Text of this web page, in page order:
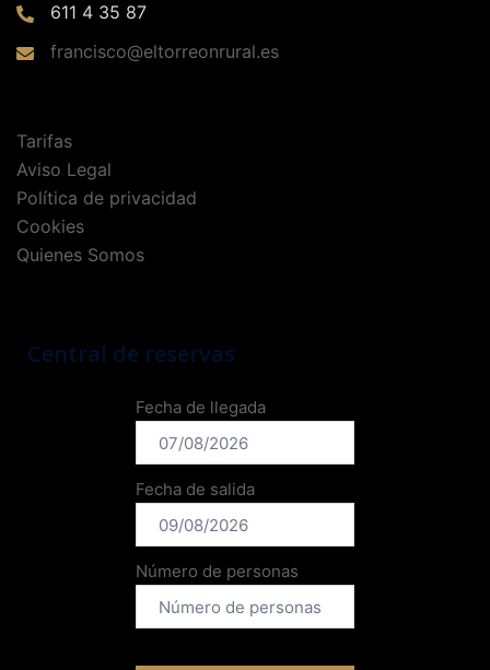
611 4 35 87
francisco@eltorreonrural.es
Tarifas
Aviso Legal
Política de privacidad
Cookies
Quienes Somos
Central de reservas
Fecha de llegada
Fecha de salida
Número de personas